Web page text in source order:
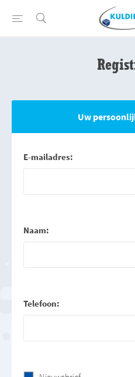
Uw
E-mailadres:
Naam:
Telefoon: